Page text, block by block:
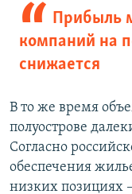
Прибыль
компаний на
снижается
В то же время
полуострове
Согласно
обеспечения
низких позициях